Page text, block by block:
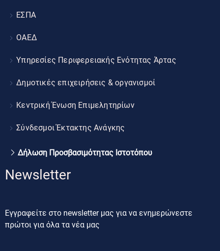
ΕΣΠΑ
ΟΑΕΔ
Υπηρεσίες Περιφερειακής Ενότητας Άρτας
Δημοτικές επιχειρήσεις & οργανισμοί
Κεντρική Ένωση Επιμελητηρίων
Σύνδεσμοι Έκτακτης Ανάγκης
Δήλωση Προσβασιμότητας Ιστοτόπου
Newsletter
Εγγραφείτε στο newsletter μας για να ενημερώνεστε
πρώτοι για όλα τα νέα μας